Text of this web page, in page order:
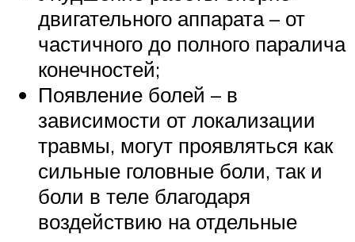
двигательного аппарата – от
частичного до полного паралича
конечностей;
Появление болей – в
зависимости от локализации
травмы, могут проявляться как
сильные головные боли, так и
боли в теле благодаря
воздействию на отдельные